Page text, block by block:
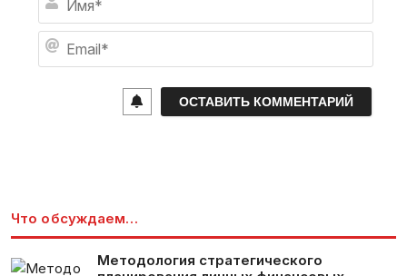
я
Что обсуждаем…
Методология стратегического